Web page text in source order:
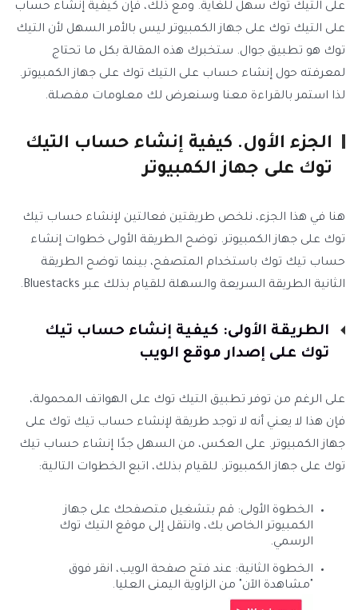
على التيك توك سهل للغاية. ومع ذلك، فإن كيفية إنشاء حساب
على التيك توك على جهاز الكمبيوتر ليس بالأمر السهل لأن التيك
توك هو تطبيق جوال. ستخبرك هذه المقالة بكل ما تحتاج
لمعرفته حول إنشاء حساب على التيك توك على جهاز الكمبيوتر.
لذا استمر بالقراءة معنا وسنعرض لك معلومات مفصلة.
الجزء الأول. كيفية إنشاء حساب التيك
توك على جهاز الكمبيوتر
هنا في هذا الجزء، نلخص طريقتين فعالتين لإنشاء حساب تيك
توك على جهاز الكمبيوتر. توضح الطريقة الأولى خطوات إنشاء
حساب تيك توك باستخدام المتصفح، بينما توضح الطريقة
الثانية الطريقة السريعة والسهلة للقيام بذلك عبر Bluestacks.
الطريقة الأولى: كيفية إنشاء حساب تيك
توك على إصدار موقع الويب
على الرغم من توفر تطبيق التيك توك على الهواتف المحمولة،
فإن هذا لا يعني أنه لا توجد طريقة لإنشاء حساب تيك توك على
جهاز الكمبيوتر. على العكس، من السهل جدًا إنشاء حساب تيك
توك على جهاز الكمبيوتر. للقيام بذلك، اتبع الخطوات التالية:
الخطوة الأولى: قم بتشغيل متصفحك على جهاز
الكمبيوتر الخاص بك، وانتقل إلى موقع التيك توك
الرسمي.
الخطوة الثانية: عند فتح صفحة الويب، انقر فوق
"مشاهدة الآن" من الزاوية اليمنى العليا.